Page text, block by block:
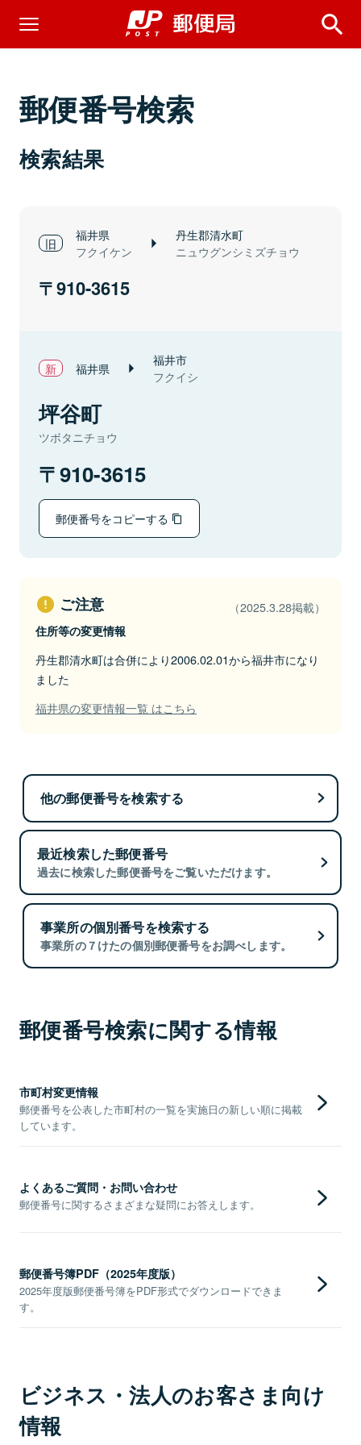
郵便番号検索
検索結果
福井県
フクイケン
丹生郡清水町
ニュウグンシミズチョウ
910-3615
福井県 福井市
フクイシ
坪谷町
ツボタニチョウ
910-3615
郵便番号をコピーする
ご注意 （2025.3.28掲載）
住所等の変更情報
丹生郡清水町は合併により2006.02.01から福井市になり
ました
福井県の変更情報一覧 はこちら
他の郵便番号を検索する
最近検索した郵便番号
過去に検索した郵便番号をご覧いただけます。
事業所の個別番号を検索する
事業所の７けたの個別郵便番号をお調べします。
郵便番号検索に関する情報
市町村変更情報
郵便番号を公表した市町村の一覧を実施日の新しい順に掲載
しています。
よくあるご質問・お問い合わせ
郵便番号に関するさまざまな疑問にお答えします。
郵便番号簿PDF（2025年度版）
2025年度版郵便番号簿をPDF形式でダウンロードできま
す。
ビジネス・法人のお客さま向け
情報